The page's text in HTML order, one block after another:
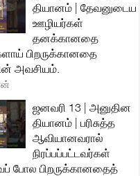
தியானம் | தேவனுடைய
ஊழியர்கள்
தனக்கானதை
பிறருக்கானதை
அவசியம்.
ஜனவரி 13 | அனுதின
தியானம் | பரிசுத்த
ஆவியானவரால்
நிரப்பப்பட்டவர்கள்
போல பிறருக்கானதைத்